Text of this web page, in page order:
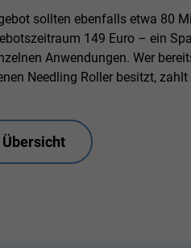
sollten ebenfalls etwa 80
149 Euro – ein
Anwendungen. Wer
Needling Roller besitzt,